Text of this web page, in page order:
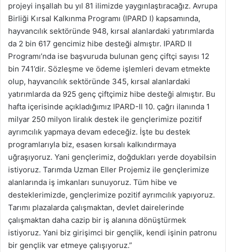
projeyi inşallah bu yıl 81 ilimizde yaygınlaştıracağız. Avrupa
Birliği Kırsal Kalkınma Programı (IPARD I) kapsamında,
hayvancılık sektöründe 948, kırsal alanlardaki yatırımlarda
da 2 bin 617 gencimiz hibe desteği almıştır. IPARD II
Programı’nda ise başvuruda bulunan genç çiftçi sayısı 12
bin 741’dir. Sözleşme ve ödeme işlemleri devam etmekte
olup, hayvancılık sektöründe 345, kırsal alanlardaki
yatırımlarda da 925 genç çiftçimiz hibe desteği almıştır. Bu
hafta içerisinde açıkladığımız IPARD-II 10. çağrı ilanında 1
milyar 250 milyon liralık destek ile gençlerimize pozitif
ayrımcılık yapmaya devam edeceğiz. İşte bu destek
programlarıyla biz, esasen kırsalı kalkındırmaya
uğraşıyoruz. Yani gençlerimiz, doğdukları yerde doyabilsin
istiyoruz. Tarımda Uzman Eller Projemiz ile gençlerimize
alanlarında iş imkanları sunuyoruz. Tüm hibe ve
desteklerimizde, gençlerimize pozitif ayrımcılık yapıyoruz.
Tarımı plazalarda çalışmaktan, devlet dairelerinde
çalışmaktan daha cazip bir iş alanına dönüştürmek
istiyoruz. Yani biz girişimci bir gençlik, kendi işinin patronu
bir gençlik var etmeye çalışıyoruz.”